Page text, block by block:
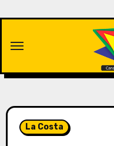
contenido
La Costa